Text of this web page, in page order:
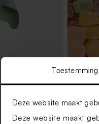
Toestemming
Deze website maakt
Deze website maakt
molentje
Ronde